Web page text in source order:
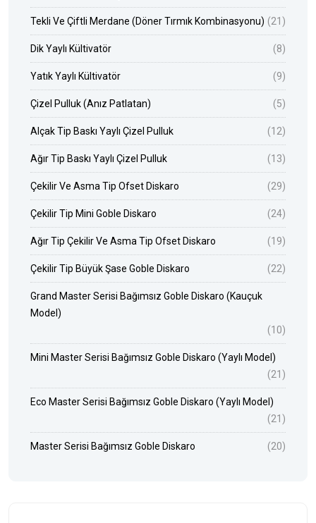
Tekli Ve Çiftli Merdane (Döner Tırmık Kombinasyonu) (21)
Dik Yaylı Kültivatör (8)
Yatık Yaylı Kültivatör (9)
Çizel Pulluk (Anız Patlatan) (5)
Alçak Tip Baskı Yaylı Çizel Pulluk (12)
Ağır Tip Baskı Yaylı Çizel Pulluk (13)
Çekilir Ve Asma Tip Ofset Diskaro (29)
Çekilir Tip Mini Goble Diskaro (24)
Ağır Tip Çekilir Ve Asma Tip Ofset Diskaro (19)
Çekilir Tip Büyük Şase Goble Diskaro (22)
Grand Master Serisi Bağımsız Goble Diskaro (Kauçuk
Model)
(10)
Mini Master Serisi Bağımsız Goble Diskaro (Yaylı Model)
(21)
Eco Master Serisi Bağımsız Goble Diskaro (Yaylı Model)
(21)
Master Serisi Bağımsız Goble Diskaro (20)